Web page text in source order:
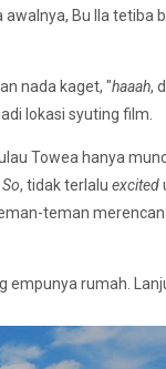
Bu Ila tetiba
nada kaget, "haaah,
lokasi syuting film.
Towea hanya
So, tidak terlalu excited
teman
empunya rumah.